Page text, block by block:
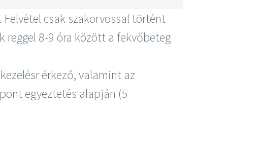
csak szakorvossal történt
reggel 8-9 óra között a fekvőbeteg
érkező, valamint az
egyeztetés alapján (5